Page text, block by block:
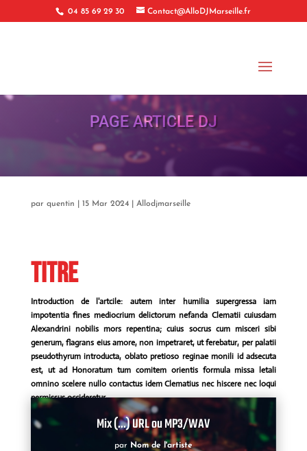
04 85 69 29 30 Contact@AlloDJMarseille.fr
PAGE ARTICLE DJ
par quentin 15 Mar 2024| Allodjmarseille
Titre
Introduction de l'artcile: autem inter humilia supergressa iam
impotentia fines mediocrium delictorum nefanda Clematii cuiusdam
Alexandrini nobilis mors repentina; cuius socrus cum misceri sibi
generum, flagrans eius amore, non impetraret, ut ferebatur, per palatii
pseudothyrum introducta, oblato pretioso reginae monili id adsecuta
est, ut ad Honoratum tum comitem orientis formula missa letali
omnino scelere nullo contactus idem Clematius nec hiscere nec loqui
permissus occideretur.
Mix (...) URL ou MP3/WAV
par Nom de l'artiste